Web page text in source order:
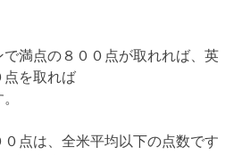
で満点の８００点が取れれば、英
点を取れば
点は、全米平均以下の点数です